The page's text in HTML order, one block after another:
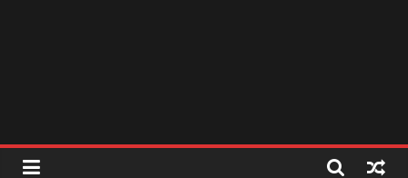
ลพบุรี
สถานี